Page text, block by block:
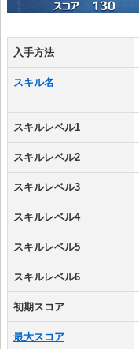
入手方法
スキル名
スキルレベル1
スキルレベル2
スキルレベル3
スキルレベル4
スキルレベル5
スキルレベル6
初期スコア
最大スコア